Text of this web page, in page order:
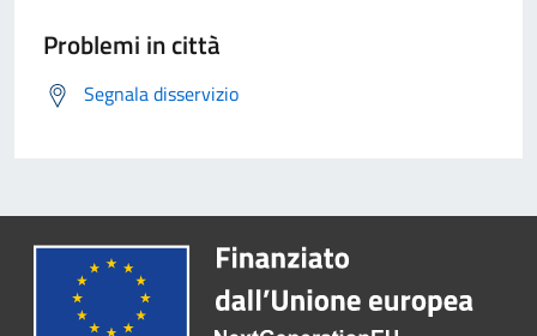
Problemi in città
Segnala disservizio